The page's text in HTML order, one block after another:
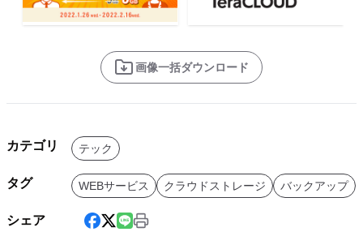
画像一括ダウンロード
カテゴリ テック
タグ WEBサービス クラウドストレージ バックアップ
シェア